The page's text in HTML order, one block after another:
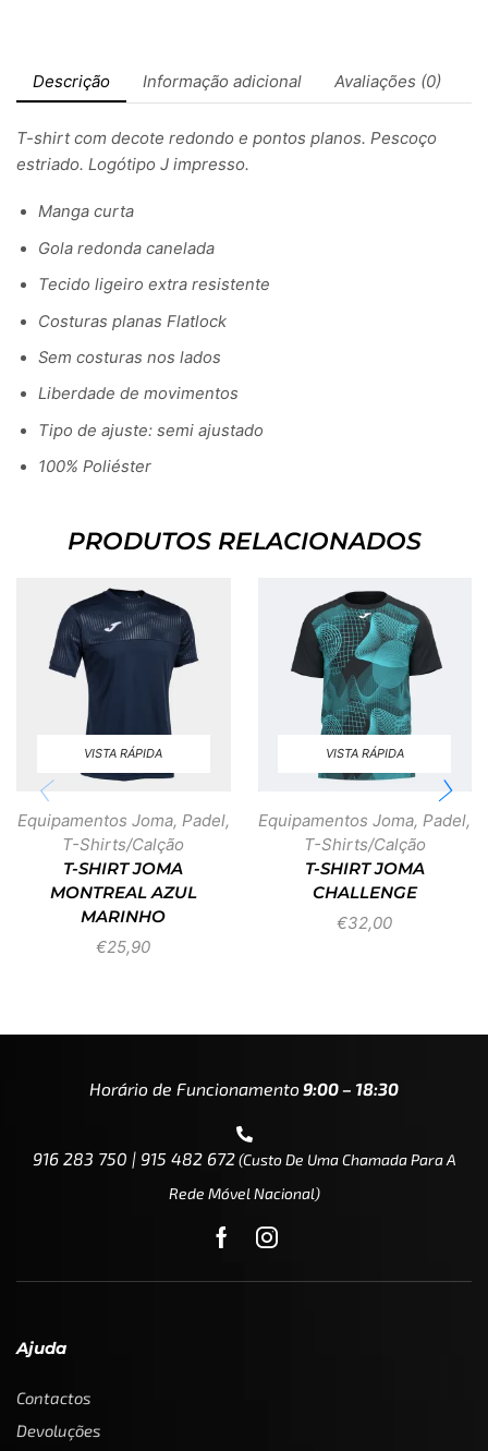
Descrição Informação adicional Avaliações (0)
T-shirt com decote redondo e pontos planos. Pescoço
estriado. Logótipo J impresso.
Manga curta
Gola redonda canelada
Tecido ligeiro extra resistente
Costuras planas Flatlock
Sem costuras nos lados
Liberdade de movimentos
Tipo de ajuste: semi ajustado
100% Poliéster
PRODUTOS RELACIONADOS
VISTA RÁPIDA
Equipamentos Joma, Padel,
T-Shirts/Calção
T-SHIRT JOMA
MONTREAL AZUL
MARINHO
€25,90
VISTA RÁPIDA
Equipamentos Joma,Padel,
T-Shirts/Calção
T-SHIRT JOMA
CHALLENGE
€32,00
Horário de Funcionamento9:00 – 18:30
916 283 750 | 915 482 672(custo De Uma Chamada Para A
Rede Móvel Nacional)
Ajuda
Contactos
Devoluções